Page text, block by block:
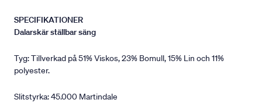
SPECIFIKATIONER
Dalarskär ställbar säng
Tyg: Tillverkad på 51% Viskos, 23% Bomull, 15% Lin och 11%
polyester.
Slitstyrka: 45.000 Martindale